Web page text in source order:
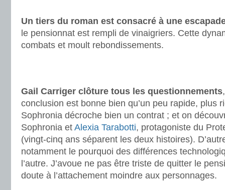
Un tiers du roman est consacré à une
le pensionnat est rempli de vinaigriers. Cette
combats et moult rebondissements.
Gail Carriger clôture tous les questionnements
conclusion est bonne bien qu’un peu rapide, plus
Sophronia décroche bien un contrat ; et on
Sophronia et Alexia Tarabotti, protagoniste du
(vingt-cinq ans séparent les deux histoires).
notamment le pourquoi des différences
l’autre. J’avoue ne pas être triste de quitter le
doute à l’attachement moindre aux personnages.